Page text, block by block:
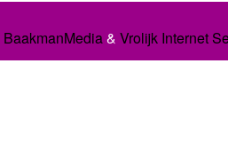
BaakmanMedia& Vrolijk Internet